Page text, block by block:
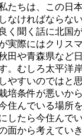
たちは、この日
しなければならな
良く聞く話に北国
実際にはクリス
田や青森県など
。むしろ太平洋
しやすいのではと
培条件が悪いか
住んでいる場所
したら今住んで
面から考えてい